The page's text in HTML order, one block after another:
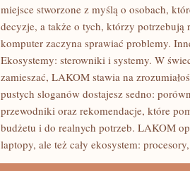
miejsce stworzone z myślą o osobach,
decyzje, a także o tych, którzy potrzebują
komputer zaczyna sprawiać problemy.
Ekosystemy: sterowniki i systemy. W
zamieszać, LAKOM stawia na
pustych sloganów dostajesz sedno:
przewodniki oraz rekomendacje, które
budżetu i do realnych potrzeb. LAKOM
laptopy, ale też cały ekosystem: